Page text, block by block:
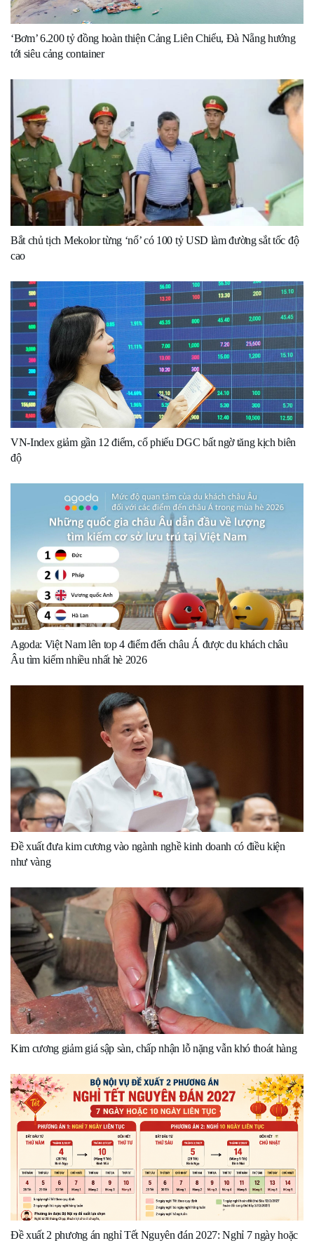
‘Bơm’ 6.200 tỷ đồng hoàn thiện Cảng Liên Chiểu, Đà Nẵng hướng
tới siêu cảng container
Bắt chủ tịch Mekolor từng ‘nổ’ có 100 tỷ USD làm đường sắt tốc độ
cao
VN-Index giảm gần 12 điểm, cổ phiếu DGC bất ngờ tăng kịch biên
độ
Agoda: Việt Nam lên top 4 điểm đến châu Á được du khách châu
Âu tìm kiếm nhiều nhất hè 2026
Đề xuất đưa kim cương vào ngành nghề kinh doanh có điều kiện
như vàng
Kim cương giảm giá sập sàn, chấp nhận lỗ nặng vẫn khó thoát hàng
Đề xuất 2 phương án nghỉ Tết Nguyên đán 2027: Nghỉ 7 ngày hoặc